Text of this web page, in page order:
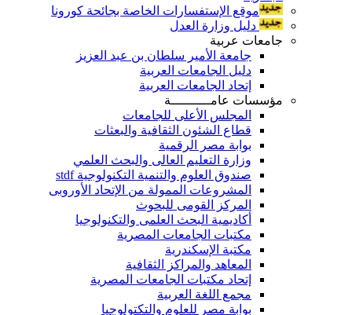
موقع الإستفسارات الخاصة بجائحة كورونا
دليل وزارة العدل
جامعات عربية
جامعة الأمير سلطان بن عبد العزيز
دليل الجامعات العربية
إتحاد الجامعات العربية
مؤسسات عامــــــــــة
المجلس الأعلى للجامعات
قطاع الشئون الثقافية والبعثات
بوابة مصر الرقمية
وزارة التعليم العالى والبحث العلمي
صندوق العلوم والتنمية التكنولوجية stdf
المشروعات الممولة من الإتحاد الأوروبى
المركز القومى للبحوث
أكاديمية البحث العلمى والتكنولوجيا
مكتبات الجامعات المصرية
مكتبة الإسكندرية
المعاهد والمراكز الثقافية
إتحاد مكتبات الجامعات المصرية
مجمع اللغة العربية
بوابة مصر للعلوم والتكتولوجيا